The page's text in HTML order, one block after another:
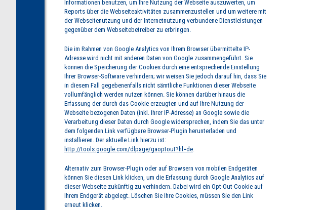
Informationen benutzen, um Ihre Nutzung der Webseite auszuwerten, um
Reports über die Webseiteaktivitäten zusammenzustellen und um weitere mit
der Webseitenutzung und der Internetnutzung verbundene Dienstleistungen
gegenüber dem Webseitebetreiber zu erbringen.
Die im Rahmen von Google Analytics von Ihrem Browser übermittelte IP-
Adresse wird nicht mit anderen Daten von Google zusammengeführt. Sie
können die Speicherung der Cookies durch eine entsprechende Einstellung
Ihrer Browser-Software verhindern; wir weisen Sie jedoch darauf hin, dass Sie
in diesem Fall gegebenenfalls nicht sämtliche Funktionen dieser Webseite
vollumfänglich werden nutzen können. Sie können darüber hinaus die
Erfassung der durch das Cookie erzeugten und auf Ihre Nutzung der
Webseite bezogenen Daten (inkl. Ihrer IP-Adresse) an Google sowie die
Verarbeitung dieser Daten durch Google widersprechen, indem Sie das unter
dem folgenden Link verfügbare Browser-Plugin herunterladen und
installieren. Der aktuelle Link hierzu ist:
http://tools.google.com/dlpage/gaoptout?hl=de.
Alternativ zum Browser-Plugin oder auf Browsern von mobilen Endgeräten
können Sie diesen Link klicken, um die Erfassung durch Google Analytics auf
dieser Webseite zukünftig zu verhindern. Dabei wird ein Opt-Out-Cookie auf
Ihrem Endgerät abgelegt. Löschen Sie Ihre Cookies, müssen Sie den Link
erneut klicken.